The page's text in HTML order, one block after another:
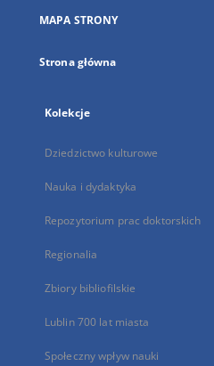
karcie
MAPA STRONY
Strona główna
Kolekcje
Dziedzictwo kulturowe
Nauka i dydaktyka
Repozytorium prac doktorskich
Regionalia
Zbiory bibliofilskie
Lublin 700 lat miasta
Społeczny wpływ nauki